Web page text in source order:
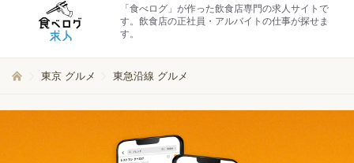
「食べログ」が作った飲食店専門の求人サイトで
す。飲食店の正社員・アルバイトの仕事が探せま
す。
東京 グルメ 東急沿線 グルメ